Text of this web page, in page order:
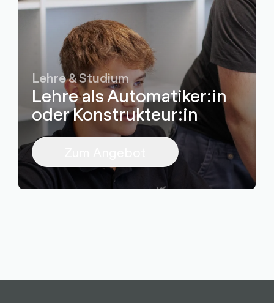
Lehre & Studium
Lehre als Automatiker:in
oder Konstrukteur:in